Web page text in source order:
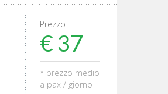
Prezzo
€ 37
* prezzo medio
a pax / giorno